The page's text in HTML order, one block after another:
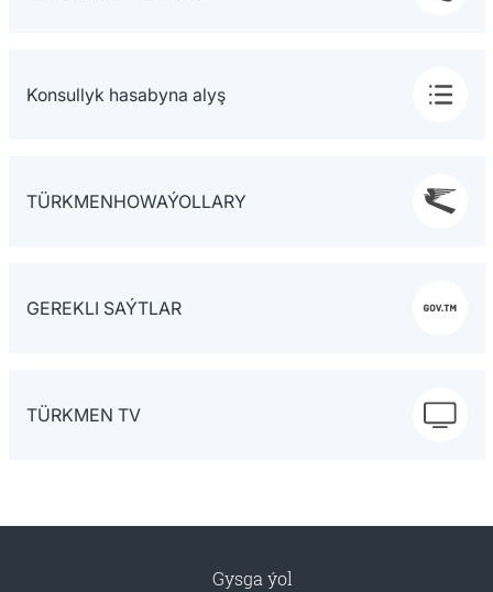
Konsullyk hasabyna alyş
TÜRKMENHOWAÝOLLARY
GEREKLI SAÝTLAR
TÜRKMEN TV
Gysga ýol